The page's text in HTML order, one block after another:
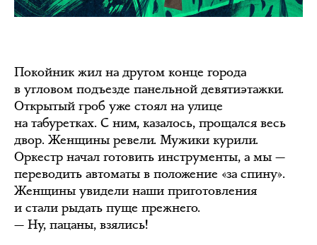
Покойник жил на другом конце города
в угловом подъезде панельной девятиэтажки.
Открытый гроб уже стоял на улице
на табуретках. С ним, казалось, прощался весь
двор. Женщины ревели. Мужики курили.
Оркестр начал готовить инструменты, а мы —
переводить автоматы в положение «за спину».
Женщины увидели наши приготовления
и стали рыдать пуще прежнего.
— Ну, пацаны, взялись!